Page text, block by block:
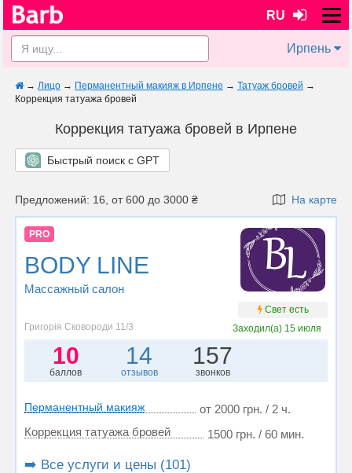
RU
Ирпень
→ Лицо → Перманентный макияж в Ирпене → Татуаж бровей →
Коррекция татуажа бровей
Коррекция татуажа бровей в Ирпене
Быстрый поиск с GPT
Предложений: 16, от 600 до 3000 ₴ На карте
PRO
BODY LINE
Массажный салон
Свет есть
Григорія Сковороди 11/3
Заходил(а) 15 июля
10
баллов
14
отзывов
157
звонков
Перманентный макияж
от 2000 грн. / 2 ч.
Коррекция татуажа бровей
1500 грн. / 60 мин.
➡️ Все услуги и цены (101)